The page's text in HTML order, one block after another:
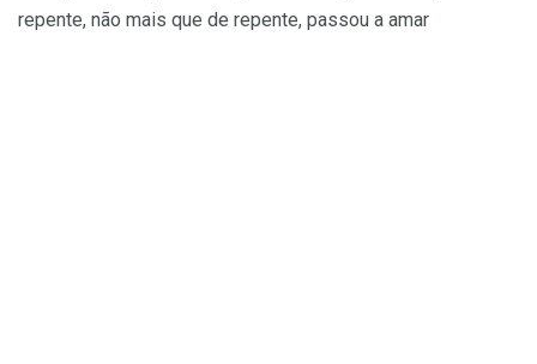
repente, não mais que de repente, passou a amar